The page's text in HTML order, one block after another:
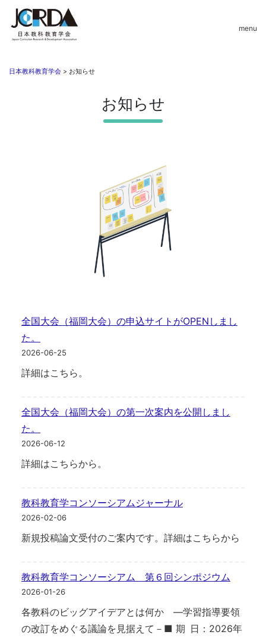
menu
日本教科教育学会 > お知らせ
お知らせ
全国大会（福岡大会）の申込サイトがOPENしまし
た。
2026-06-25
詳細はこちら。
全国大会（福岡大会）の第一次案内を公開しまし
た。
2026-06-12
詳細はこちらから。
教科教育学コンソーシアムジャーナル
2026-02-06
新規投稿論文受付のご案内です。詳細はこちらから
教科教育学コンソーシアム 第６回シンポジウム
2026-01-26
各教科のビッグアイデアとは何か ―学習指導要領
の改訂をめぐる議論を見据えて－■ 期 日：2026年